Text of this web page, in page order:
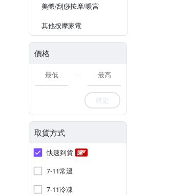
美體/刮痧按摩/暖宮
其他按摩家電
價格
-
確定
取貨方式
快速到貨
7-11常溫
7-11冷凍